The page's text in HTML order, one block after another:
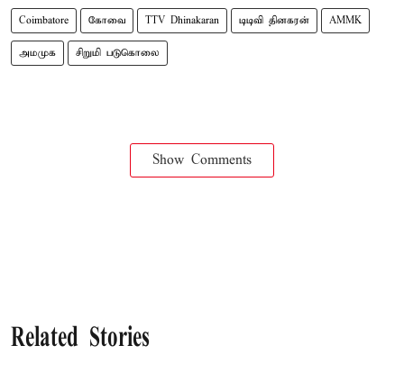
Coimbatore கோவை TTV Dhinakaran டிடிவி தினகரன் AMMK
அமமுக சிறுமி படுகொலை
Show Comments
Related Stories